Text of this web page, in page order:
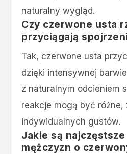
naturalny wygląd.
Czy czerwone usta
przyciągają
Tak, czerwone usta
dzięki intensywnej
z naturalnym odcieniem
reakcje mogą być różne,
indywidualnych gustów.
Jakie są
mężczyzn o